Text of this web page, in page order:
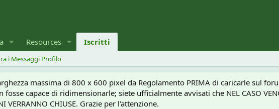
Resources Iscritti
i Messaggi Profilo
massima di 800 x 600 pixel da Regolamento PRIMA di caricarle sul
capace di ridimensionarle; siete ufficialmente avvisati che NEL CASO
VERRANNO CHIUSE. Grazie per l'attenzione.